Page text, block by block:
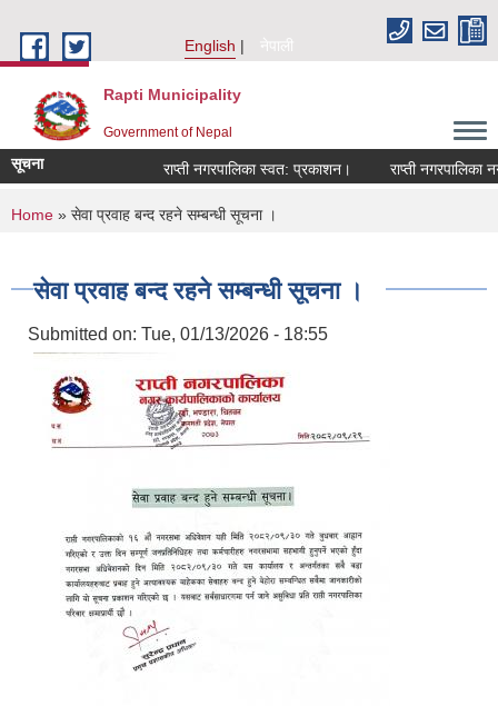
English
नेपाली
Rapti Municipality
Government of Nepal
सूचना राप्ती नगरपालिका स्वत: प्रकाशन। राप्ती नगरपालिका
You are here
Home » सेवा प्रवाह बन्द रहने सम्बन्धी सूचना ।
सेवा प्रवाह बन्द रहने सम्बन्धी सूचना ।
Submitted on: Tue, 01/13/2026 - 18:55